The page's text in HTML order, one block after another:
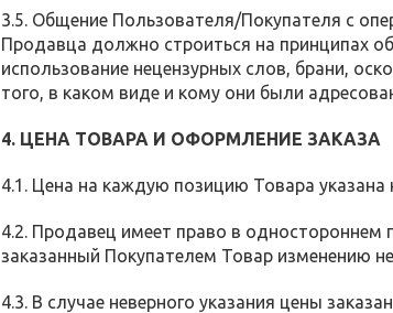
3.5. Общение Пользователя/Покупателя с
Продавца должно строиться на принципах
использование нецензурных слов, брани,
того, в каком виде и кому они были
4. ЦЕНА ТОВАРА И ОФОРМЛЕНИЕ ЗАКАЗА
4.1. Цена на каждую позицию Товара указана
4.2. Продавец имеет право в
заказанный Покупателем Товар изменению
4.3. В случае неверного указания цены